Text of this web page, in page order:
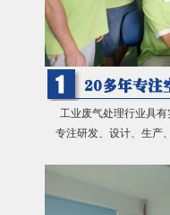
工业废气处理行业具
专注研发、设计、生产